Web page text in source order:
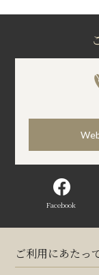
Facebook
ご利用にあたっ